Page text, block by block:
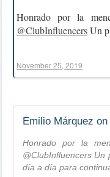
Honrado por la
@ClubInfluencersUn
November 25, 2019
Emilio Márquez
Honrado por la
@ClubInfluencers
día a día para